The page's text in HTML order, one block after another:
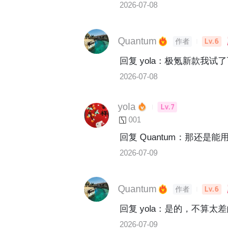
2026-07-08
Quantum 作者 Lv.6
回复 yola ： 极氪新款我试
2026-07-08
yola Lv.7
001
回复 Quantum ： 那还是能
2026-07-09
Quantum 作者
Lv.6
回复 yola ： 是的，不算太
2026-07-09